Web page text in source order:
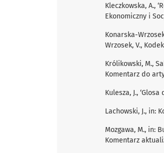
Kleczkowska, A.,
Ekonomiczny i
Konarska-
Wrzosek, V.,
Królikowski, M.,
Komentarz do
Kulesza, J.,
Lachowski, J., in:
Mozgawa, M., in:
Komentarz